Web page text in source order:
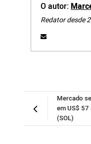
O autor:
Redator desde
Mercado
em US$ 57
(SOL)